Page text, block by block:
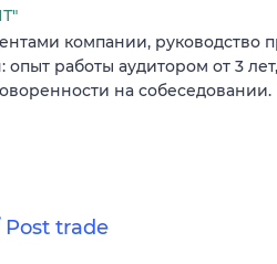
компании, руководство
опыт работы аудитором от 3
на собеседовании.
Post trade